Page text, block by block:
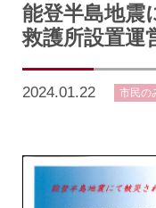
能登半島地震
救護所設置運
2024.01.22 市民の